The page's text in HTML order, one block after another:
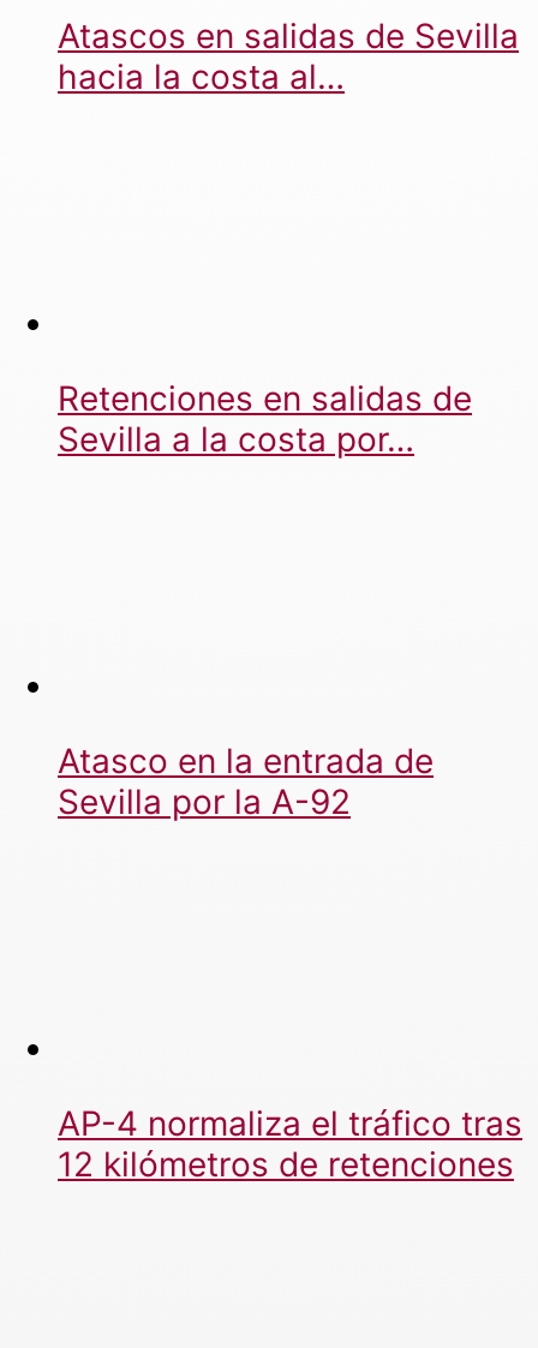
Atascos en salidas de Sevilla
hacia la costa al…
Retenciones en salidas de
Sevilla a la costa por…
Atasco en la entrada de
Sevilla por la A-92
AP-4 normaliza el tráfico tras
12 kilómetros de retenciones